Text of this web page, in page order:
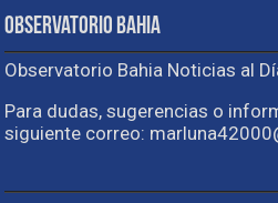
Observatorio Bahia
Observatorio Bahia Noticias al
Para dudas, sugerencias o
siguiente correo: